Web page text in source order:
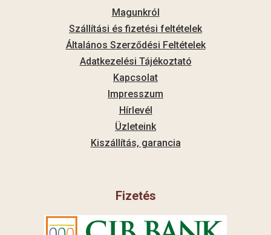
Magunkról
Szállítási és fizetési feltételek
Általános Szerződési Feltételek
Adatkezelési Tájékoztató
Kapcsolat
Impresszum
Hírlevél
Üzleteink
Kiszállítás, garancia
Fizetés